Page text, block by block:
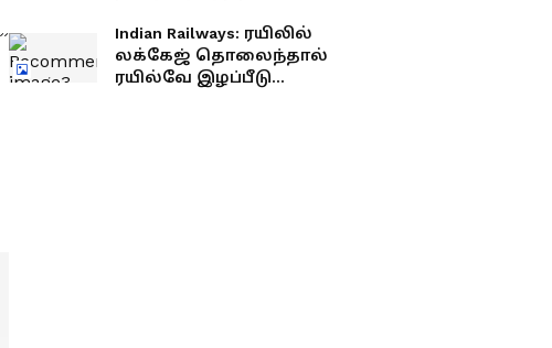
Indian Railways: ரயிலில்
லக்கேஜ் தொலைந்தால்
ரயில்வே இழப்பீடு